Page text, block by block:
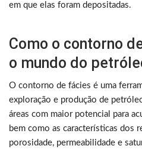
em que elas foram depositadas.
Como o contorno
o mundo do
O contorno de fácies é uma
exploração e produção de
áreas com maior potencial para
bem como as características dos
porosidade, permeabilidade e